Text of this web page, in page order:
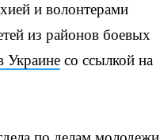
и волонтерами
из районов боевых
Украине со ссылкой на